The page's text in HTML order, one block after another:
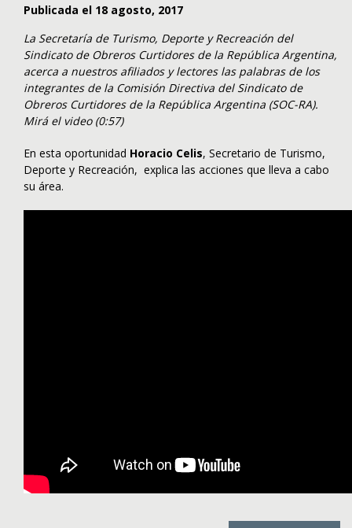
Publicada el 18 agosto, 2017
La Secretaría de Turismo, Deporte y Recreación del
Sindicato de Obreros Curtidores de la República Argentina,
acerca a nuestros afiliados y lectores las palabras de los
integrantes de la Comisión Directiva del Sindicato de
Obreros Curtidores de la República Argentina (SOC-RA).
Mirá el video (0:57)
En esta oportunidad Horacio Celis, Secretario de Turismo,
Deporte y Recreación, explica las acciones que lleva a cabo
su área.